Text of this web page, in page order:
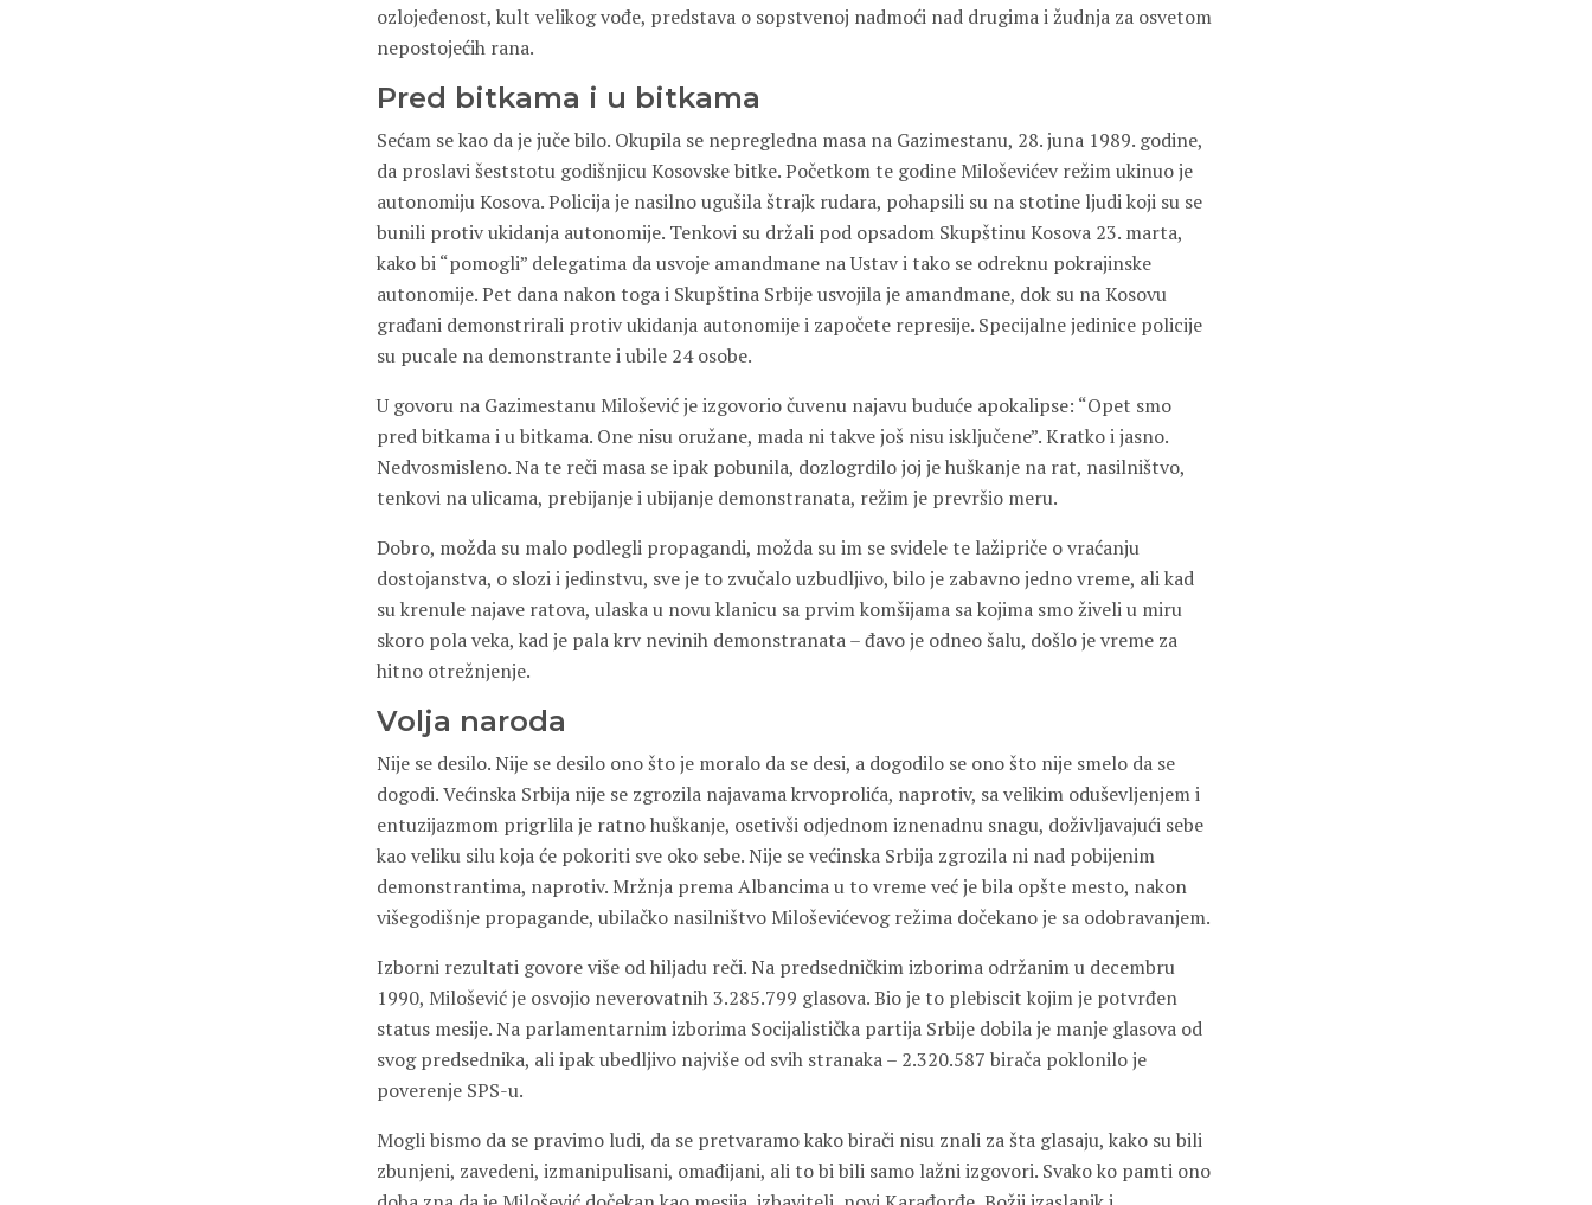
ozlojeđenost, kult velikog vođe, predstava o sopstvenoj nadmoći nad drugima i žudnja za osvetom
nepostojećih rana.
Pred bitkama i u bitkama
Sećam se kao da je juče bilo. Okupila se nepregledna masa na Gazimestanu, 28. juna 1989. godine,
da proslavi šeststotu godišnjicu Kosovske bitke. Početkom te godine Miloševićev režim ukinuo je
autonomiju Kosova. Policija je nasilno ugušila štrajk rudara, pohapsili su na stotine ljudi koji su se
bunili protiv ukidanja autonomije. Tenkovi su držali pod opsadom Skupštinu Kosova 23. marta,
kako bi “pomogli” delegatima da usvoje amandmane na Ustav i tako se odreknu pokrajinske
autonomije. Pet dana nakon toga i Skupština Srbije usvojila je amandmane, dok su na Kosovu
građani demonstrirali protiv ukidanja autonomije i započete represije. Specijalne jedinice policije
su pucale na demonstrante i ubile 24 osobe.
U govoru na Gazimestanu Milošević je izgovorio čuvenu najavu buduće apokalipse: “Opet smo
pred bitkama i u bitkama. One nisu oružane, mada ni takve još nisu isključene”. Kratko i jasno.
Nedvosmisleno. Na te reči masa se ipak pobunila, dozlogrdilo joj je huškanje na rat, nasilništvo,
tenkovi na ulicama, prebijanje i ubijanje demonstranata, režim je prevršio meru.
Dobro, možda su malo podlegli propagandi, možda su im se svidele te lažipriče o vraćanju
dostojanstva, o slozi i jedinstvu, sve je to zvučalo uzbudljivo, bilo je zabavno jedno vreme, ali kad
su krenule najave ratova, ulaska u novu klanicu sa prvim komšijama sa kojima smo živeli u miru
skoro pola veka, kad je pala krv nevinih demonstranata – đavo je odneo šalu, došlo je vreme za
hitno otrežnjenje.
Volja naroda
Nije se desilo. Nije se desilo ono što je moralo da se desi, a dogodilo se ono što nije smelo da se
dogodi. Većinska Srbija nije se zgrozila najavama krvoprolića, naprotiv, sa velikim oduševljenjem i
entuzijazmom prigrlila je ratno huškanje, osetivši odjednom iznenadnu snagu, doživljavajući sebe
kao veliku silu koja će pokoriti sve oko sebe. Nije se većinska Srbija zgrozila ni nad pobijenim
demonstrantima, naprotiv. Mržnja prema Albancima u to vreme već je bila opšte mesto, nakon
višegodišnje propagande, ubilačko nasilništvo Miloševićevog režima dočekano je sa odobravanjem.
Izborni rezultati govore više od hiljadu reči. Na predsedničkim izborima održanim u decembru
1990, Milošević je osvojio neverovatnih 3.285.799 glasova. Bio je to plebiscit kojim je potvrđen
status mesije. Na parlamentarnim izborima Socijalistička partija Srbije dobila je manje glasova od
svog predsednika, ali ipak ubedljivo najviše od svih stranaka – 2.320.587 birača poklonilo je
poverenje SPS-u.
Mogli bismo da se pravimo ludi, da se pretvaramo kako birači nisu znali za šta glasaju, kako su bili
zbunjeni, zavedeni, izmanipulisani, omađijani, ali to bi bili samo lažni izgovori. Svako ko pamti ono